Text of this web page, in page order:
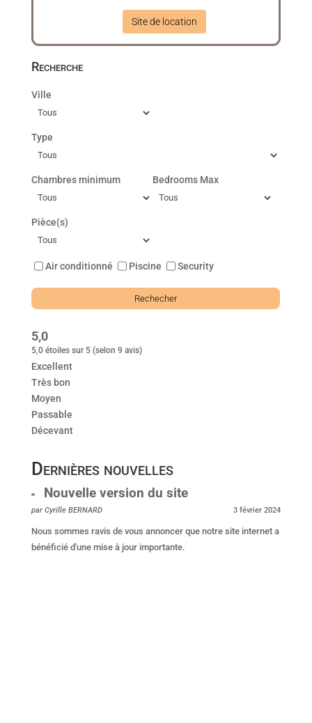
Site de location
Recherche
Ville
Type
Chambres minimum Bedrooms Max
Pièce(s)
Air conditionné Piscine Security
5,0
5,0 étoiles sur 5 (selon 9 avis)
Excellent
Très bon
Moyen
Passable
Décevant
Dernières nouvelles
Nouvelle version du site
par Cyrille BERNARD 3 février 2024
Nous sommes ravis de vous annoncer que notre site internet a
bénéficié d'une mise à jour importante.